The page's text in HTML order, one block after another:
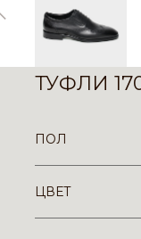
ТУФЛИ
ПОЛ
ЦВЕТ